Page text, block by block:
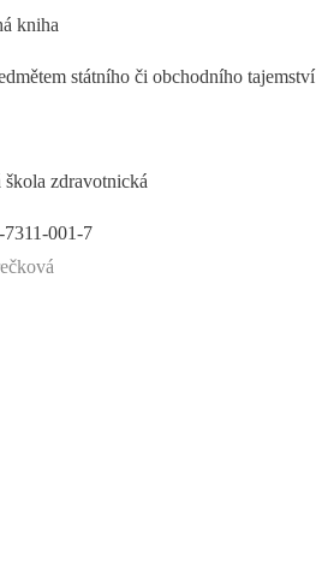
kniha
státního či obchodního tajemství
škola zdravotnická
001-7